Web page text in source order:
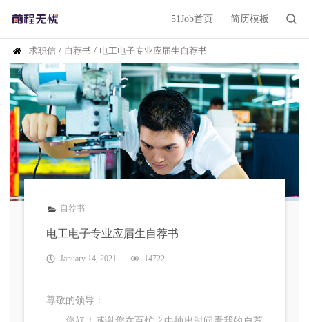
51Job首页 简历模板
求职信 / 自荐书 / 电工电子专业应届生自荐书
自荐书
电工电子专业应届生自荐书
January 14, 2021 14722
尊敬的领导：